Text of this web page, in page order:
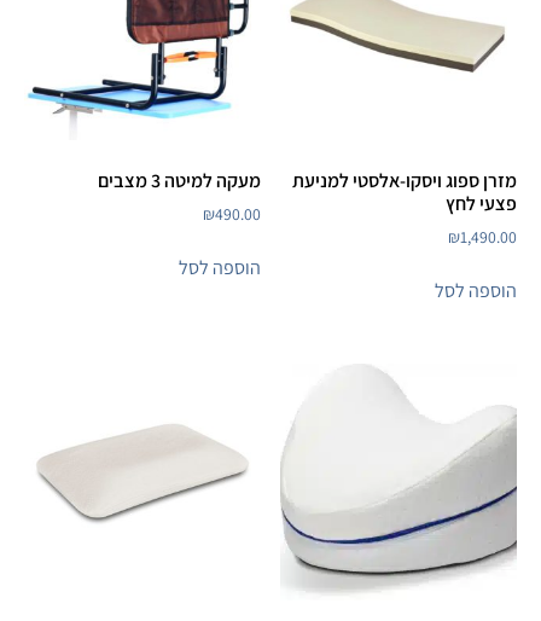
מזרן ספוג ויסקו-אלסטי למניעת
פצעי לחץ
₪1,490.00
הוספה לסל
מעקה למיטה 3 מצבים
₪490.00
הוספה לסל